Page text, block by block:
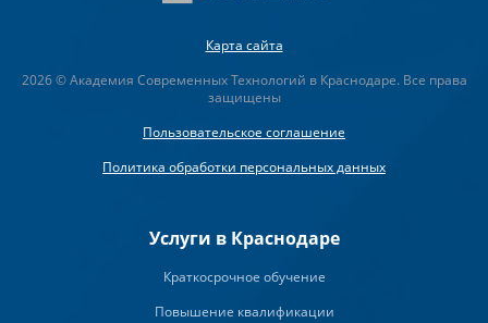
Карта сайта
2026 © Академия Современных Технологий в Краснодаре. Все права
защищены
Пользовательское соглашение
Политика обработки персональных данных
Услуги в Краснодаре
Краткосрочное обучение
Повышение квалификации